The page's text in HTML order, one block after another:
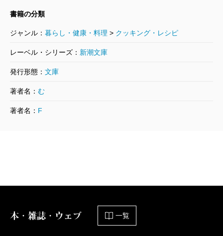
うのではないだろうか。そして実際に、丸鶏をショッ
ピングカートに入れてしまうかもしれない（私は入れ
てしまったことがある）。白ワイン、生クリーム、マ
スタード、ハーブを追加して、レジに急ぐだろう。そ
目から鱗のアドバイスが随所にちりばめられているの
書籍の分類
ジャンル： 暮らし・健康・料理 > クッキング・レシピ
レーベル・シリーズ： 新潮文庫
発行形態： 文庫
著者名： む
著者名： F
本・雑誌・ウェブ 一覧